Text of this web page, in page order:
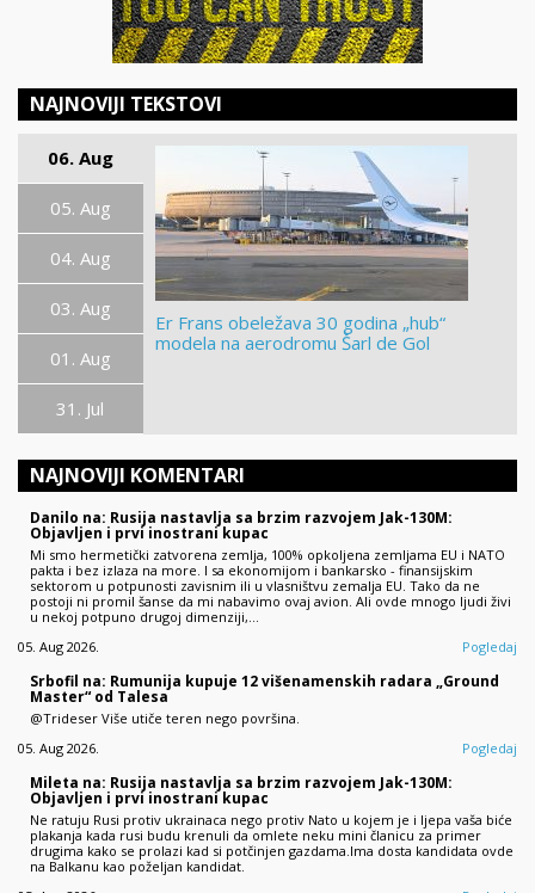
NAJNOVIJI TEKSTOVI
06. Aug
05. Aug
04. Aug
03. Aug
01. Aug
31. Jul
Er Frans obeležava 30 godina „hub“
modela na aerodromu Šarl de Gol
NAJNOVIJI KOMENTARI
Danilo na: Rusija nastavlja sa brzim razvojem Jak-130M:
Objavljen i prvi inostrani kupac
Mi smo hermetički zatvorena zemlja, 100% opkoljena zemljama EU i NATO
pakta i bez izlaza na more. I sa ekonomijom i bankarsko - finansijskim
sektorom u potpunosti zavisnim ili u vlasništvu zemalja EU. Tako da ne
postoji ni promil šanse da mi nabavimo ovaj avion. Ali ovde mnogo ljudi živi
u nekoj potpuno drugoj dimenziji,…
05. Aug 2026.
Pogledaj
Srbofil na: Rumunija kupuje 12 višenamenskih radara „Ground
Master“ od Talesa
@Trideser Više utiče teren nego površina.
05. Aug 2026.
Pogledaj
Mileta na: Rusija nastavlja sa brzim razvojem Jak-130M:
Objavljen i prvi inostrani kupac
Ne ratuju Rusi protiv ukrainaca nego protiv Nato u kojem je i ljepa vaša biće
plakanja kada rusi budu krenuli da omlete neku mini članicu za primer
drugima kako se prolazi kad si potčinjen gazdama.Ima dosta kandidata ovde
na Balkanu kao poželjan kandidat.